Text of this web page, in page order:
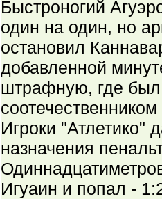
Быстроногий
один на один, но
остановил
добавленной
штрафную, где был
Игроки "Атлетико"
назначения
Игуаин и попал -